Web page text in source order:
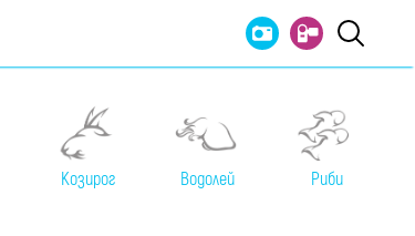
Козирог Водолей Риби